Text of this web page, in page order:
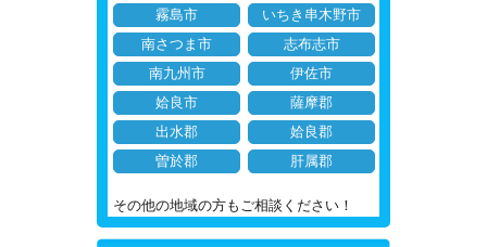
霧島市
いちき串木野市
南さつま市
志布志市
南九州市
伊佐市
姶良市
薩摩郡
出水郡
姶良郡
曽於郡
肝属郡
その他の地域の方もご相談ください！